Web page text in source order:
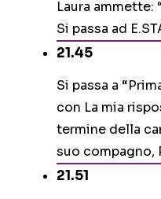
Laura ammette:
Si passa ad
21.45
Si passa a
con La mia
termine della
suo compagno,
21.51